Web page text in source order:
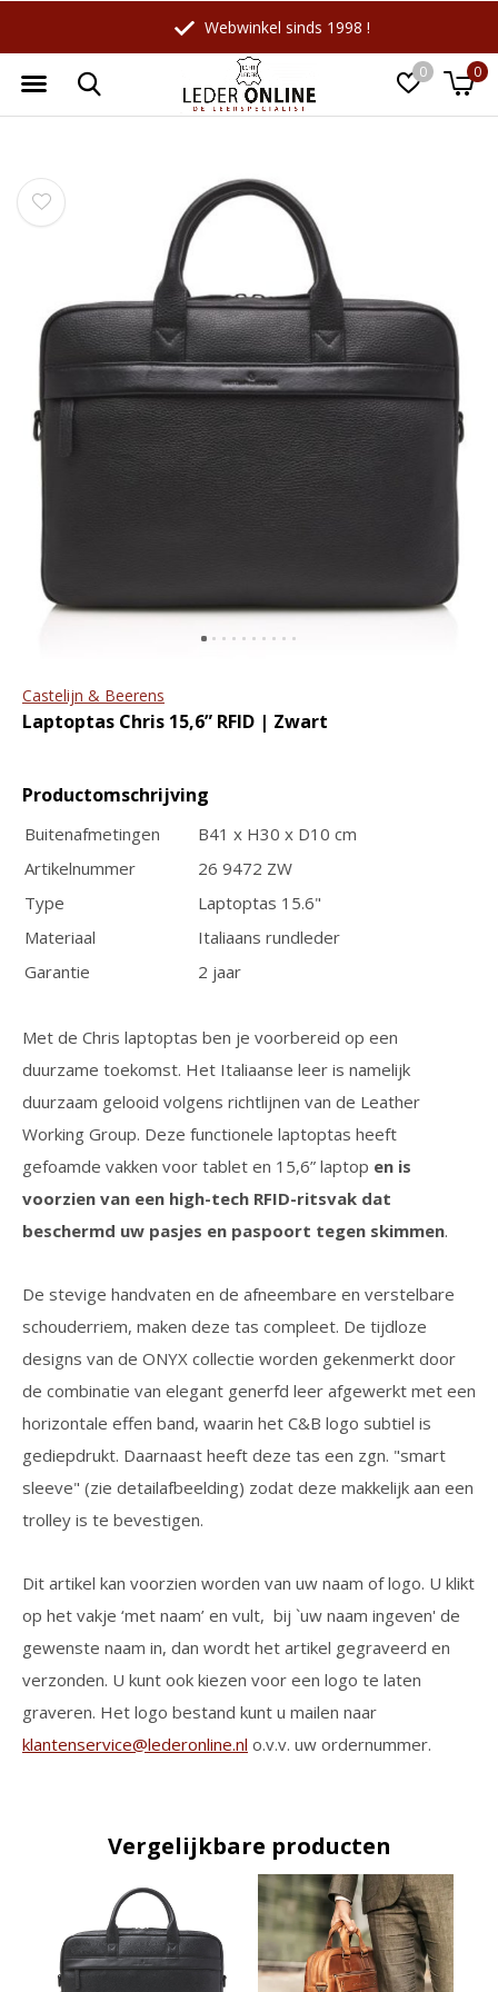
0 0
Webwinkel sinds 1998 !
Wellicht zijn deze producten ook
interessant voor je?
Maverick
Leren Billfold
LeatherLeaf
Lederen schrijfmap A4 |
ritssluiting en tablet vak
The Chesterfield Brand
Giftset Notitieboekje
nikkelvrije rolgesp |
breedte 3.8 cm
€22,95
Castelijn & Beerens
Laptoptas Chris 15,6” RFID | Zwart
Productomschrijving
Buitenafmetingen
B41 x H30 x D10 cm
Artikelnummer
26 9472 ZW
Type
Laptoptas 15.6"
Materiaal
Italiaans rundleder
Garantie
2 jaar
Met de Chris laptoptas ben je voorbereid op een
duurzame toekomst. Het Italiaanse leer is namelijk
duurzaam gelooid volgens richtlijnen van de Leather
Working Group. Deze functionele laptoptas heeft
gefoamde vakken voor tablet en 15,6” laptop en is
voorzien van een high-tech RFID-ritsvak dat
beschermd uw pasjes en paspoort tegen skimmen.
De stevige handvaten en de afneembare en verstelbare
schouderriem, maken deze tas compleet. De tijdloze
designs van de ONYX collectie worden gekenmerkt door
de combinatie van elegant generfd leer afgewerkt met een
horizontale effen band, waarin het C&B logo subtiel is
gediepdrukt. Daarnaast heeft deze tas een zgn. "smart
sleeve" (zie detailafbeelding) zodat deze makkelijk aan een
trolley is te bevestigen.
Dit artikel kan voorzien worden van uw naam of logo. U klikt
op het vakje ‘met naam’ en vult, bij `uw naam ingeven' de
gewenste naam in, dan wordt het artikel gegraveerd en
verzonden. U kunt ook kiezen voor een logo te laten
graveren. Het logo bestand kunt u mailen naar
klantenservice@lederonline.nl o.v.v. uw ordernummer.
Vergelijkbare producten